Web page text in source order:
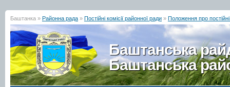
Баштанка » Районна рада » Постійні комісії районної ради » Положення про постійні
Баштанська
Баштанська